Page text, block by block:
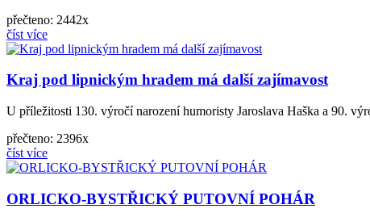
přečteno: 2442x
číst více
Kraj pod lipnickým hradem má další zajímavost
U příležitosti 130. výročí narození humoristy Jaroslava Haška a 90.
přečteno: 2396x
číst více
ORLICKO-BYSTŘICKÝ PUTOVNÍ POHÁR